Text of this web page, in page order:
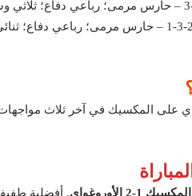
على المكسيك في آخر ثلاث مواجهات ودية
المكسيك 1‑2 الأوروغواي . أفضلية